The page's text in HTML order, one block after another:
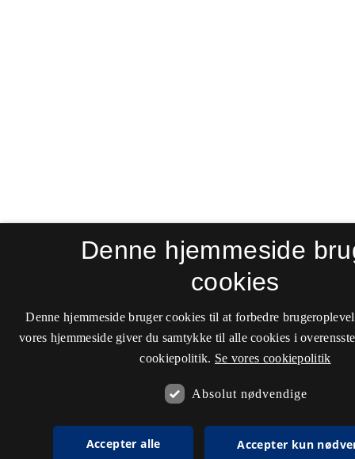
Denne hjemmeside
cookies
Denne hjemmeside bruger cookies til at forbedre
vores hjemmeside giver du samtykke til alle cookies i
cookiepolitik. Se vores cookiepolitik
Absolut nødvendige
Accepter alle Accepter kun